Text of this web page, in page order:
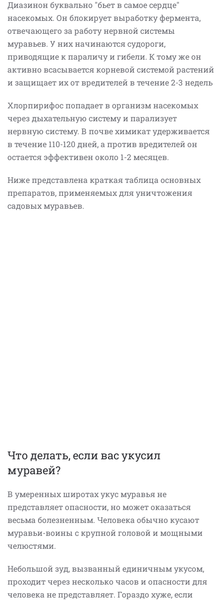
Диазинон буквально "бьет в самое сердце"
насекомых. Он блокирует выработку фермента,
отвечающего за работу нервной системы
муравьев. У них начинаются судороги,
приводящие к параличу и гибели. К тому же он
активно всасывается корневой системой растений
и защищает их от вредителей в течение 2-3 недель
Хлорпирифос попадает в организм насекомых
через дыхательную систему и парализует
нервную систему. В почве химикат удерживается
в течение 110-120 дней, а против вредителей он
остается эффективен около 1-2 месяцев.
Ниже представлена краткая таблица основных
препаратов, применяемых для уничтожения
садовых муравьев.
Что делать, если вас укусил
муравей?
В умеренных широтах укус муравья не
представляет опасности, но может оказаться
весьма болезненным. Человека обычно кусают
муравьи-воины с крупной головой и мощными
челюстями.
Небольшой зуд, вызванный единичным укусом,
проходит через несколько часов и опасности для
человека не представляет. Гораздо хуже, если